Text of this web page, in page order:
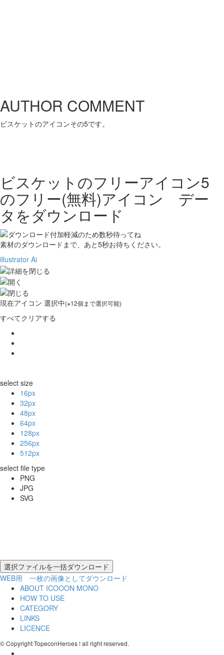
AUTHOR COMMENT
ビスケットのアイコンその5です。
ビスケットのフリーアイコン5
のフリー(無料)アイコン デー
タをダウンロード
素材のダウンロードまで、あと5秒お待ちください。
illustrator Ai
現在アイコン 選択中(※12個まで選択可能)
すべてクリアする
select size
16px
32px
48px
64px
128px
256px
512px
select file type
PNG
JPG
SVG
WEB用 一枚の画像としてダウンロード
ABOUT ICOOON MONO
HOW TO USE
CATEGORY
LINKS
LICENCE
© Copyright TopeconHeroes ! all right reserved.